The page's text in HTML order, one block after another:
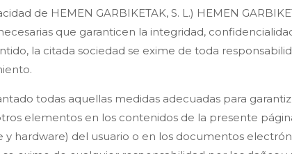
de HEMEN GARBIKETAK, S. L.) HEMEN
que garanticen la integridad,
la citada sociedad se exime de toda
todas aquellas medidas adecuadas para
elementos en los contenidos de la presente
hardware) del usuario o en los documentos